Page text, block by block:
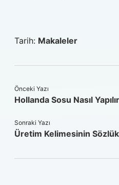
Tarih: Makaleler
Önceki Yazı
Hollanda Sosu Nasıl Yapılır
Sonraki Yazı
Üretim Kelimesinin